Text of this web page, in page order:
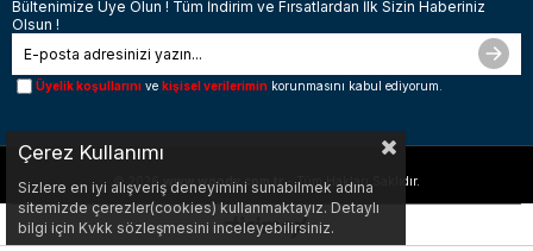
Bültenimize Üye Olun ! Tüm İndirim ve Fırsatlardan İlk Sizin Haberiniz
Olsun !
Üyelik koşullarını ve kişisel verilerimin korunmasını kabul ediyorum.
© 2026 www.woody.com.tr - Tüm Hakları Saklıdır.
Çerez Kullanımı
Sizlere en iyi alışveriş deneyimini sunabilmek adına
sitemizde çerezler(cookies) kullanmaktayız. Detaylı
bilgi için Kvkk sözleşmesini inceleyebilirsiniz.